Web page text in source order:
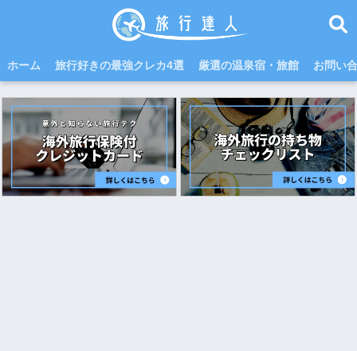
ホーム 旅行好きの最強クレカ4選 厳選の温泉宿・旅館 お問い